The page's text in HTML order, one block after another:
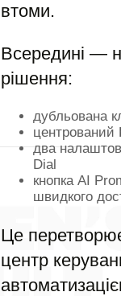
втоми.
Всередині —
рішення:
дубльована
центрований
два
Dial
кнопка AI
швидкого
Це
центр